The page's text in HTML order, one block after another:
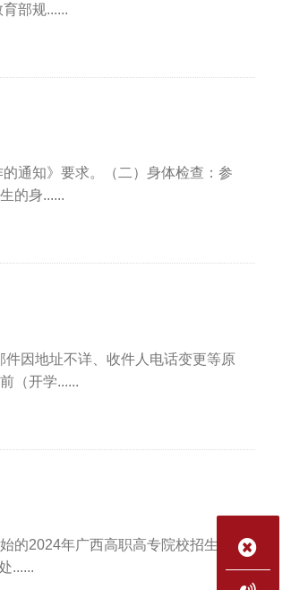
部规......
通知》要求。（二）身体检查：参
的身......
因地址不详、收件人电话变更等原
（开学......
2024年广西高职高专院校招生宣
明。 学生工作部（处......